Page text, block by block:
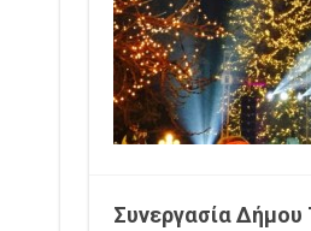
Συνεργασία Δήμου